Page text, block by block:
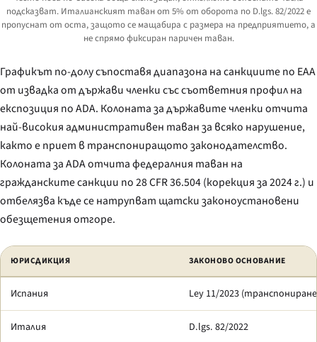
подсказват. Италианският таван от 5% от оборота по D.lgs. 82/2022е
пропуснат от оста, защото се мащабира с размера на предприятието, а
не спрямо фиксиран паричен таван.
Графикът по-долу съпоставя диапазона на санкциите по EAA
от извадка от държави членки със съответния профил на
експозиция по ADA. Колоната за държавите членки отчита
най-високия административен таван за всяко нарушение,
както е приет в транспониращото законодателство.
Колоната за ADA отчита федералния таван на
гражданските санкции по 28 CFR 36.504 (корекция за 2024 г.) и
отбелязва къде се натрупват щатски законоустановени
обезщетения отгоре.
Сравнение на най-високите тавани на санкции за достъпност за
ЮРИСДИКЦИЯ ЗАКОНОВО ОСНОВАНИЕ
Испания Ley 11/2023 (транспониране
Италия D.lgs. 82/2022